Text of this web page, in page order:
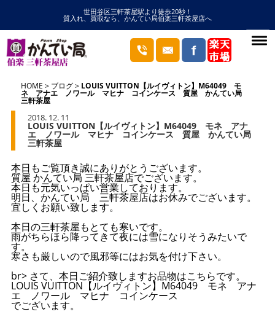
世田谷区三軒茶屋駅より徒歩20秒！
質入れ、買取なら、かんてい局伯楽三軒茶屋店へ
HOME ブログ LOUIS VUITTON【ルイヴィトン】M64049 モ
ネ アナエ ノワール マヒナ コインケース 質屋 かんてい局
三軒茶屋
2018. 12. 11
LOUIS VUITTON【ルイヴィトン】M64049 モネ アナ
エ ノワール マヒナ コインケース 質屋 かんてい局
三軒茶屋
本日もご覧頂き誠にありがとうございます。
質屋 かんてい局 三軒茶屋店でございます。
本日も元気いっぱい営業しております。
明日、かんてい局 三軒茶屋店はお休みでございます。
宜しくお願い致します。
本日の三軒茶屋もとても寒いです。
雨がちらほら降ってきて夜には雪になりそうみたいで
す。
寒さも厳しいので風邪等にはお気を付け下さい。
br> さて、本日ご紹介致しますお品物はこちらです。
LOUIS VUITTON【ルイヴィトン】M64049 モネ アナ
エ ノワール マヒナ コインケース
でございます。